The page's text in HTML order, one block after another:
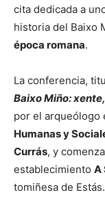
cita dedicada a
historia del Baixo
época romana.
La conferencia,
Baixo Miño:
por el arqueólogo
Humanas y
Currás, y
establecimiento A
tomiñesa de Estás.